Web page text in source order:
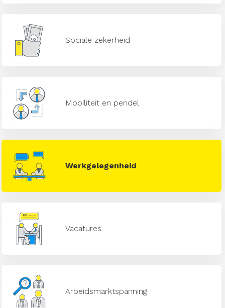
Sociale zekerheid
Mobiliteit en pendel
Werkgelegenheid
Vacatures
Arbeidsmarktspanning